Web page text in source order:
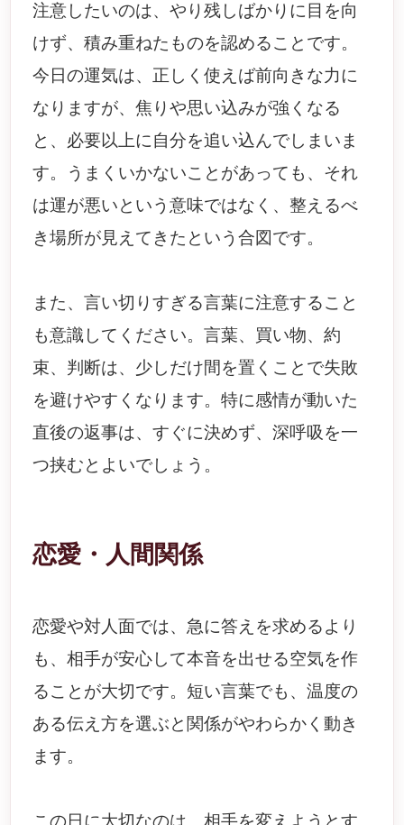
注意したいのは、やり残しばかりに目を向
けず、積み重ねたものを認めることです。
今日の運気は、正しく使えば前向きな力に
なりますが、焦りや思い込みが強くなる
と、必要以上に自分を追い込んでしまいま
す。うまくいかないことがあっても、それ
は運が悪いという意味ではなく、整えるべ
き場所が見えてきたという合図です。
また、言い切りすぎる言葉に注意すること
も意識してください。言葉、買い物、約
束、判断は、少しだけ間を置くことで失敗
を避けやすくなります。特に感情が動いた
直後の返事は、すぐに決めず、深呼吸を一
つ挟むとよいでしょう。
恋愛・人間関係
恋愛や対人面では、急に答えを求めるより
も、相手が安心して本音を出せる空気を作
ることが大切です。短い言葉でも、温度の
ある伝え方を選ぶと関係がやわらかく動き
ます。
この日に大切なのは、相手を変えようとす